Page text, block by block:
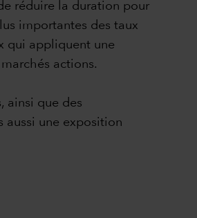
réduire la duration pour
importantes des taux
qui appliquent une
actions.
ainsi que des
aussi une exposition